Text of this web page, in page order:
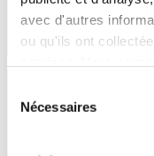
avec d'autres
ou qu'ils ont
Nécessaires